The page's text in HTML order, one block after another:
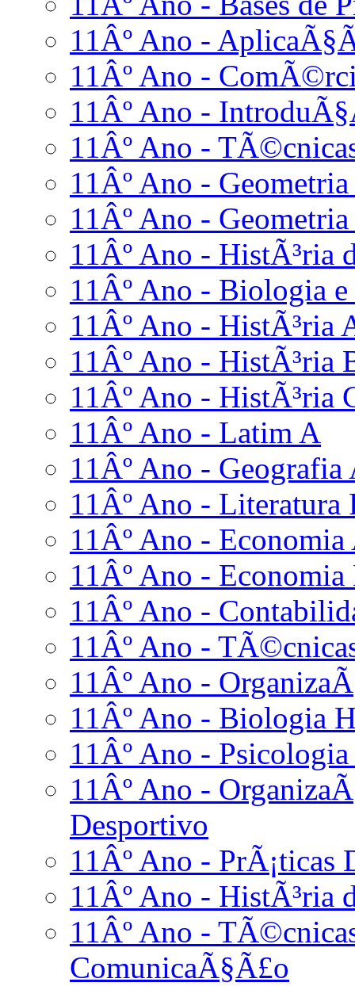
11Âº Ano -
11Âº Ano -
11Âº Ano -
11Âº Ano -
11Âº Ano -
11Âº Ano -
11Âº Ano - HistÃ³ria
11Âº Ano - Biologia
11Âº Ano - HistÃ³ria
11Âº Ano - HistÃ³ria
11Âº Ano - HistÃ³ria
11Âº Ano - Latim A
11Âº Ano - Geografia
11Âº Ano - Literatura
11Âº Ano - Economia
11Âº Ano - Economia
11Âº Ano -
11Âº Ano -
11Âº Ano -
11Âº Ano - Biologia
11Âº Ano -
11Âº Ano -
Desportivo
11Âº Ano - PrÃ¡ticas
11Âº Ano - HistÃ³ria
11Âº Ano -
ComunicaÃ§Ã£o